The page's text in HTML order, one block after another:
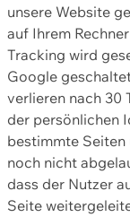
unsere Website
auf Ihrem
Tracking wird
Google
verlieren nach 30
der persönlichen
bestimmte Seiten
noch nicht
dass der Nutzer
Seite